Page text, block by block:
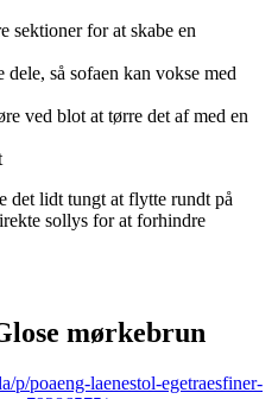
sektioner for at skabe en
så sofaen kan vokse med
ved blot at tørre det af med en
det lidt tungt at flytte rundt på
sollys for at forhindre
mørkebrun
p/poaeng-laenestol-egetraesfiner-